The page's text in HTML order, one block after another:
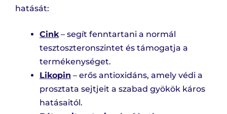
hatását:
Cink– segít fenntartani a normál
tesztoszteronszintet és támogatja a
termékenységet.
Likopin – erős antioxidáns, amely védi a
prosztata sejtjeit a szabad gyökök káros
hatásaitól.